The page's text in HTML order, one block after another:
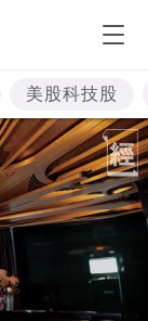
美股科技股